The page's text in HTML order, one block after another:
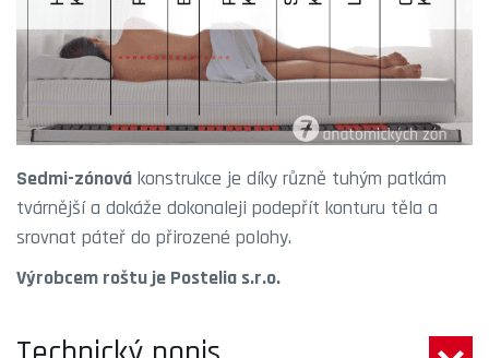
Sedmi-zónová konstrukce je díky různě tuhým patkám
tvárnější a dokáže dokonaleji podepřít konturu těla a
srovnat páteř do přirozené polohy.
Výrobcem roštu je Postelia s.r.o.